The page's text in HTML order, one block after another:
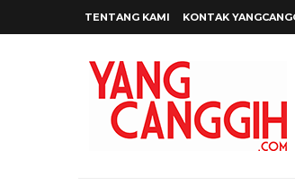
TENTANG KAMI KONTAK